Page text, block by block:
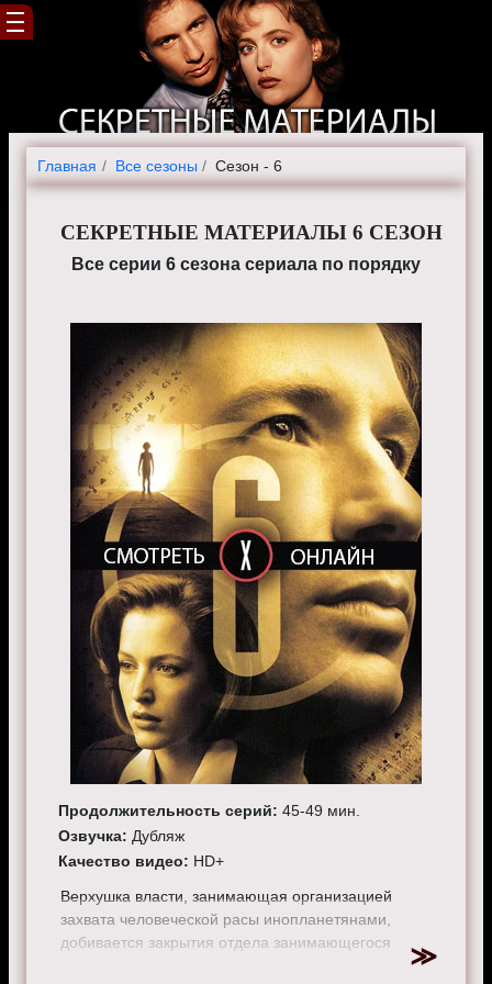
Главная Все сезоны Сезон - 6
СЕКРЕТНЫЕ МАТЕРИАЛЫ 6 СЕЗОН
Все серии 6 сезона сериала по порядку
Продолжительность серий: 45-49 мин.
Озвучка: Дубляж
Качество видео: HD+
Верхушка власти, занимающая организацией
захвата человеческой расы инопланетянами,
добивается закрытия отдела занимающегося